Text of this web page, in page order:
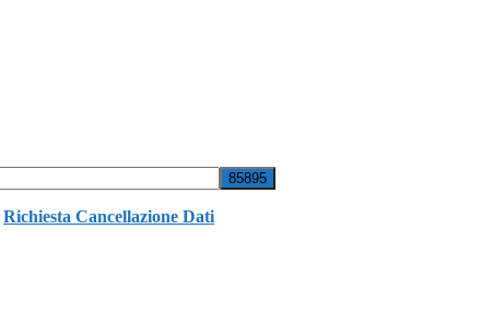
Richiesta Cancellazione Dati